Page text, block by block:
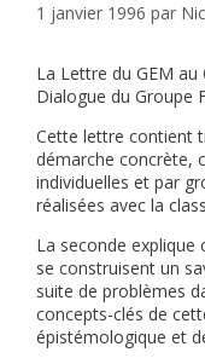
1 janvier 1996 par
La Lettre du GEM au
Dialogue du Groupe
Cette lettre contient
démarche concrète,
individuelles et par
réalisées avec la
La seconde
se construisent un
suite de problèmes
concepts-clés de
épistémologique et